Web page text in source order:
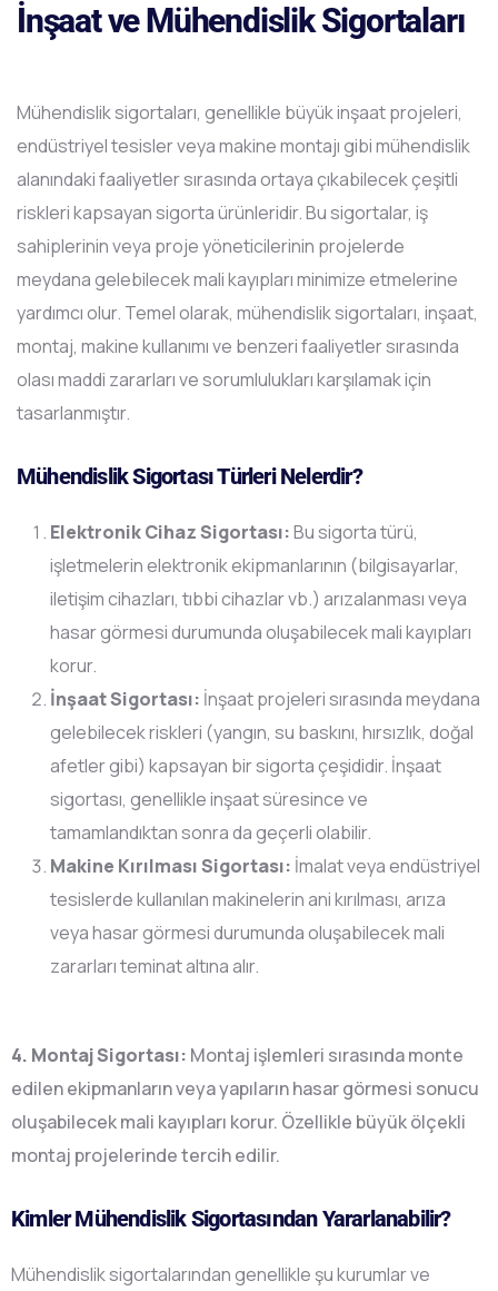
İnşaat ve Mühendislik Sigortaları
Mühendislik sigortaları, genellikle büyük inşaat projeleri,
endüstriyel tesisler veya makine montajı gibi mühendislik
alanındaki faaliyetler sırasında ortaya çıkabilecek çeşitli
riskleri kapsayan sigorta ürünleridir. Bu sigortalar, iş
sahiplerinin veya proje yöneticilerinin projelerde
meydana gelebilecek mali kayıpları minimize etmelerine
yardımcı olur. Temel olarak, mühendislik sigortaları, inşaat,
montaj, makine kullanımı ve benzeri faaliyetler sırasında
olası maddi zararları ve sorumlulukları karşılamak için
tasarlanmıştır.
Mühendislik Sigortası Türleri Nelerdir?
Elektronik Cihaz Sigortası:Bu sigorta türü,
işletmelerin elektronik ekipmanlarının (bilgisayarlar,
iletişim cihazları, tıbbi cihazlar vb.) arızalanması veya
hasar görmesi durumunda oluşabilecek mali kayıpları
korur.
İnşaat Sigortası: İnşaat projeleri sırasında meydana
gelebilecek riskleri (yangın, su baskını, hırsızlık, doğal
afetler gibi) kapsayan bir sigorta çeşididir. İnşaat
sigortası, genellikle inşaat süresince ve
tamamlandıktan sonra da geçerli olabilir.
Makine Kırılması Sigortası: İmalat veya endüstriyel
tesislerde kullanılan makinelerin ani kırılması, arıza
veya hasar görmesi durumunda oluşabilecek mali
zararları teminat altına alır.
4. Montaj Sigortası: Montaj işlemleri sırasında monte
edilen ekipmanların veya yapıların hasar görmesi sonucu
oluşabilecek mali kayıpları korur. Özellikle büyük ölçekli
montaj projelerinde tercih edilir.
Kimler Mühendislik Sigortasından Yararlanabilir?
Mühendislik sigortalarından genellikle şu kurumlar ve